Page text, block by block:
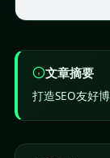
文章摘要
打造SEO友好